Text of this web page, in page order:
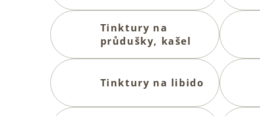
Tinktury na
průdušky, kašel
Tinktury na libido